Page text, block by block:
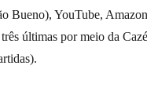
Bueno), YouTube,
últimas por meio da